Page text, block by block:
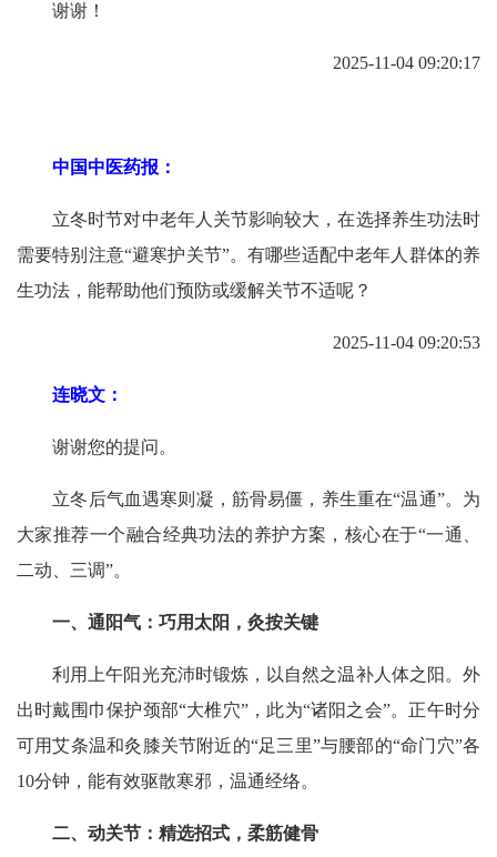
谢谢！
2025-11-04 09:20:17
中国中医药报：
立冬时节对中老年人关节影响较大，在选择养生功法时
需要特别注意“避寒护关节”。有哪些适配中老年人群体的养
生功法，能帮助他们预防或缓解关节不适呢？
2025-11-04 09:20:53
连晓文：
谢谢您的提问。
立冬后气血遇寒则凝，筋骨易僵，养生重在“温通”。为
大家推荐一个融合经典功法的养护方案，核心在于“一通、
二动、三调”。
一、通阳气：巧用太阳，灸按关键
利用上午阳光充沛时锻炼，以自然之温补人体之阳。外
出时戴围巾保护颈部“大椎穴”，此为“诸阳之会”。正午时分
可用艾条温和灸膝关节附近的“足三里”与腰部的“命门穴”各
10分钟，能有效驱散寒邪，温通经络。
二、动关节：精选招式，柔筋健骨